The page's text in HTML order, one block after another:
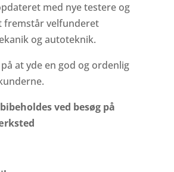
med nye testere og
fremstår velfunderet
og autoteknik.
at yde en god og ordenlig
ved besøg på